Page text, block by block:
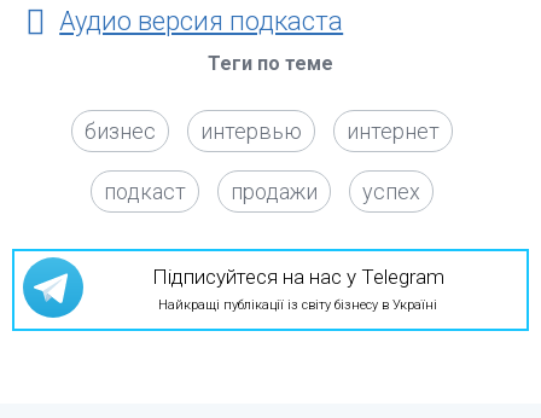
Аудио версия подкаста
Теги по теме
бизнес интервью интернет
подкаст продажи успех
Підписуйтеся на нас у Telegram
Найкращі публікації із світу бізнесу в Україні